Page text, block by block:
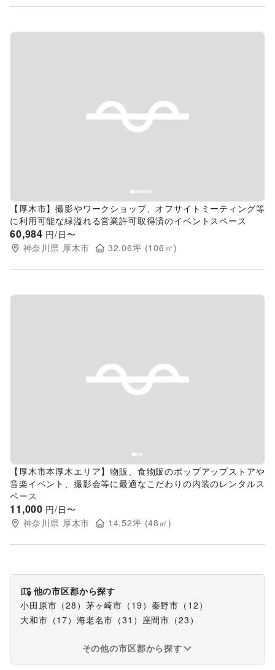
Previous slide
【厚木市】撮影やワークショップ、オフサイトミーティング等
に利用可能な緑溢れる営業許可取得済のイベントスペース
60,984 円/日〜
神奈川県 厚木市 32.06坪 (106 ㎡)
Previous slide
【厚木市本厚木エリア】物販、食物販のポップアップストアや
音楽イベント、撮影会等に最適なこだわりの内装のレンタルス
ペース
11,000 円/日〜
神奈川県 厚木市 14.52坪 (48 ㎡)
他の市区郡から探す
小田原市 （28 ） 茅ヶ崎市 （ 19 ） 秦野市 （ 12 ）
大和市 （17） 海老名市 （31 ） 座間市 （23 ）
その他の市区郡から探す